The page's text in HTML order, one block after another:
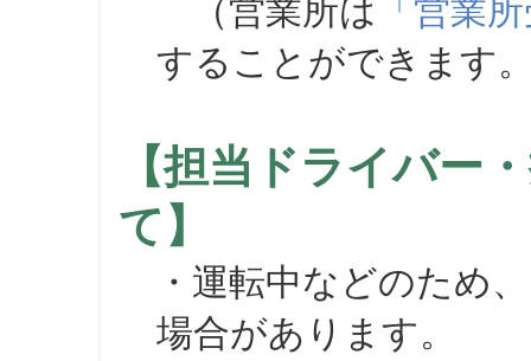
（営業所は 「営業
することができます
【担当ドライバー
て】
・運転中などのため
場合があります。